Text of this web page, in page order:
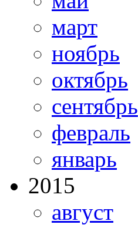
март
ноябрь
октябрь
сентябрь
февраль
январь
2015
август